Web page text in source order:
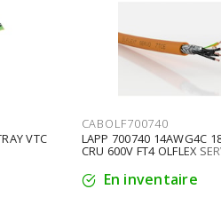
VTC
CABOLF700740
LAPP 700740 14AWG4C
CRU 600V FT4 OLFLEX
En inventaire